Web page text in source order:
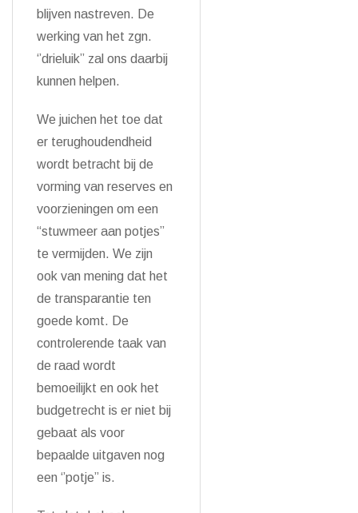
blijven nastreven. De
werking van het zgn.
‘’drieluik” zal ons daarbij
kunnen helpen.
We juichen het toe dat
er terughoudendheid
wordt betracht bij de
vorming van reserves en
voorzieningen om een
“stuwmeer aan potjes”
te vermijden. We zijn
ook van mening dat het
de transparantie ten
goede komt. De
controlerende taak van
de raad wordt
bemoeilijkt en ook het
budgetrecht is er niet bij
gebaat als voor
bepaalde uitgaven nog
een ‘’potje” is.